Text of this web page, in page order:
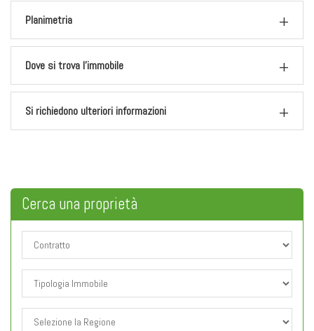
Planimetria
Dove si trova l'immobile
Si richiedono ulteriori informazioni
Cerca una proprietà